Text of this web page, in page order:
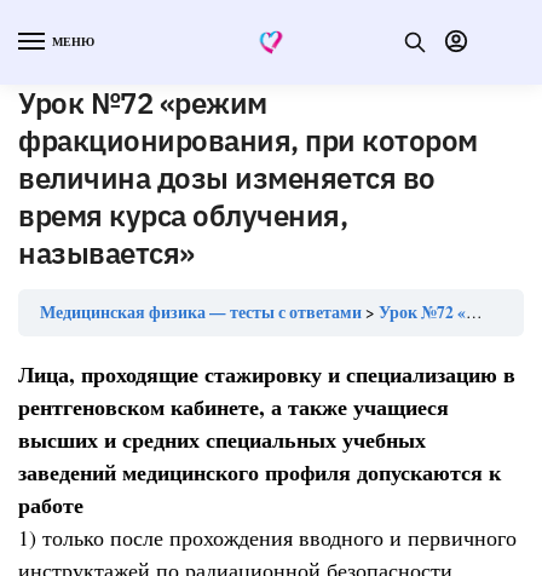
МЕНЮ
Урок №72 «режим
фракционирования, при котором
величина дозы изменяется во
время курса облучения,
называется»
Медицинская физика — тесты с ответами Урок №72 «режим фракционирования, при котором величина дозы изменяется во время курса облучения, называется»
Лица, проходящие стажировку и специализацию в
рентгеновском кабинете, а также учащиеся
высших и средних специальных учебных
заведений медицинского профиля допускаются к
работе
1) только после прохождения вводного и первичного